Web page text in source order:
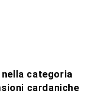
categoria
cardaniche